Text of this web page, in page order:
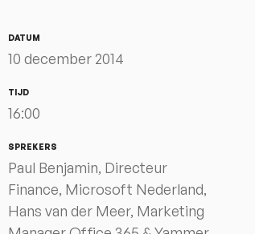
DATUM
10 december 2014
TIJD
16:00
SPREKERS
Paul Benjamin, Directeur
Finance, Microsoft Nederland,
Hans van der Meer, Marketing